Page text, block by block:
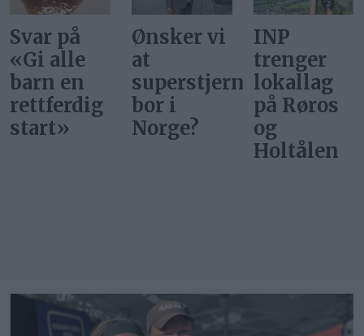
Ønsker vi
at
superstjerner
bor i
Norge?
INP
trenger
lokallag
på Røros
og
Gi alle
barn en
rettferdig
start